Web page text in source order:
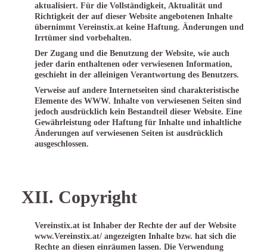
aktualisiert. Für die Vollständigkeit, Aktualität und
Richtigkeit der auf dieser Website angebotenen Inhalte
übernimmt Vereinstix.at keine Haftung. Änderungen und
Irrtümer sind vorbehalten.
Der Zugang und die Benutzung der Website, wie auch
jeder darin enthaltenen oder verwiesenen Information,
geschieht in der alleinigen Verantwortung des Benutzers.
Verweise auf andere Internetseiten sind charakteristische
Elemente des WWW. Inhalte von verwiesenen Seiten sind
jedoch ausdrücklich kein Bestandteil dieser Website. Eine
Gewährleistung oder Haftung für Inhalte und inhaltliche
Änderungen auf verwiesenen Seiten ist ausdrücklich
ausgeschlossen.
XII. Copyright
Vereinstix.at ist Inhaber der Rechte der auf der Website
www.Vereinstix.at/ angezeigten Inhalte bzw. hat sich die
Rechte an diesen einräumen lassen. Die Verwendung